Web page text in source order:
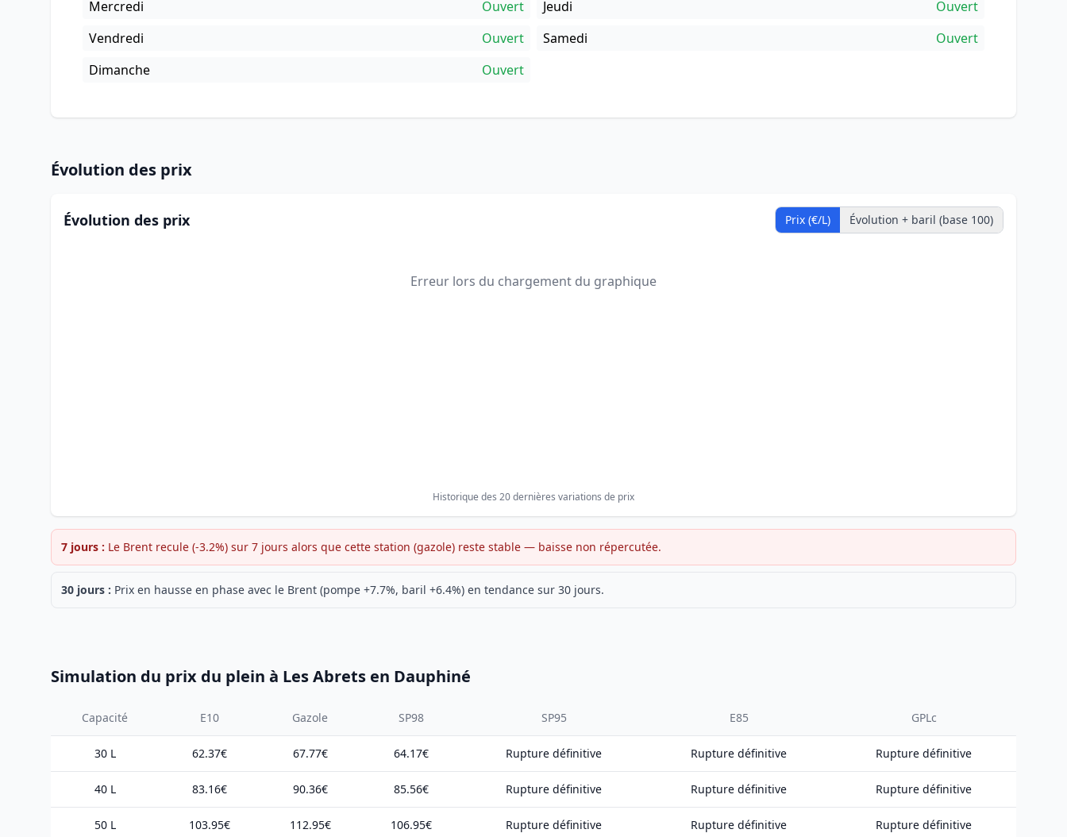
Mercredi
Ouvert Jeudi
Ouvert
Vendredi
Ouvert Samedi
Ouvert
Dimanche
Ouvert
Évolution des prix
Évolution des prix Prix (€/L) Évolution + baril (base 100)
Erreur lors du chargement du graphique
Historique des 20 dernières variations de prix
7 jours : Le Brent recule (-3.2%) sur 7 jours alors que cette station (gazole) reste stable — baisse non répercutée.
30 jours : Prix en hausse en phase avec le Brent (pompe +7.7%, baril +6.4%) en tendance sur 30 jours.
Simulation du prix du plein à Les Abrets en Dauphiné
Capacité E10 Gazole SP98 SP95 E85 GPLc
30 L 62.37€ 67.77€ 64.17€ Rupture définitive Rupture définitive Rupture définitive
40 L 83.16€ 90.36€ 85.56€ Rupture définitive Rupture définitive Rupture définitive
50 L 103.95€ 112.95€ 106.95€ Rupture définitive Rupture définitive Rupture définitive